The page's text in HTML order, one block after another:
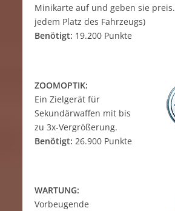
Minikarte auf und geben sie
jedem Platz des Fahrzeugs)
Benötigt: 19.200 Punkte
ZOOMOPTIK:
Ein Zielgerät für
Sekundärwaffen mit bis
zu 3x-Vergrößerung.
Benötigt: 26.900 Punkte
WARTUNG:
Vorbeugende